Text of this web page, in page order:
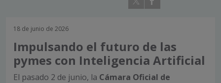
18 de junio de 2026
Impulsando el futuro de las
pymes con Inteligencia Artificial
El pasado 2 de junio, la Cámara Oficial de